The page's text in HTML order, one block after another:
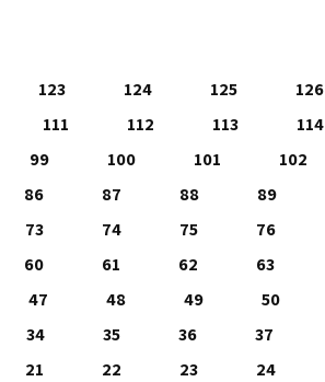
126
125
124
123
114
113
112
111
102
101
100
99
89
88
87
86
76
75
74
73
63
62
61
60
50
49
48
47
37
36
35
34
24
23
22
21